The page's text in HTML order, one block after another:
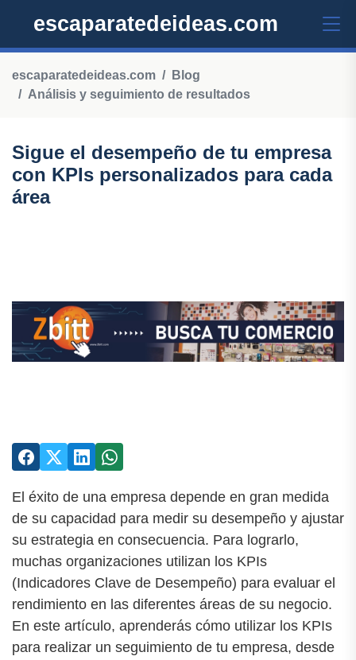
escaparatedeideas.com
escaparatedeideas.com
Blog
Análisis y seguimiento de resultados
Sigue el desempeño de tu empresa
con KPIs personalizados para cada
área
El éxito de una empresa depende en gran medida
de su capacidad para medir su desempeño y ajustar
su estrategia en consecuencia. Para lograrlo,
muchas organizaciones utilizan los KPIs
(Indicadores Clave de Desempeño) para evaluar el
rendimiento en las diferentes áreas de su negocio.
En este artículo, aprenderás cómo utilizar los KPIs
para realizar un seguimiento de tu empresa, desde